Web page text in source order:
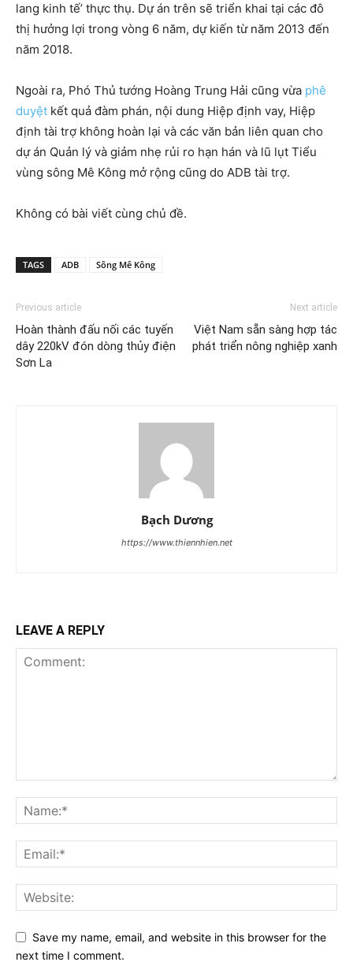
lang kinh tế’ thực thụ. Dự án trên sẽ triển khai tại các đô
thị hưởng lợi trong vòng 6 năm, dự kiến từ năm 2013 đến
năm 2018.
Ngoài ra, Phó Thủ tướng Hoàng Trung Hải cũng vừa phê
duyệt kết quả đàm phán, nội dung Hiệp định vay, Hiệp
định tài trợ không hoàn lại và các văn bản liên quan cho
dự án Quản lý và giảm nhẹ rủi ro hạn hán và lũ lụt Tiểu
vùng sông Mê Kông mở rộng cũng do ADB tài trợ.
Không có bài viết cùng chủ đề.
TAGS ADB Sông Mê Kông
Previous article
Hoàn thành đấu nối các tuyến
dây 220kV đón dòng thủy điện
Sơn La
Next article
Việt Nam sẵn sàng hợp tác
phát triển nông nghiệp xanh
Bạch Dương
https://www.thiennhien.net
LEAVE A REPLY
Save my name, email, and website in this browser for the
next time I comment.